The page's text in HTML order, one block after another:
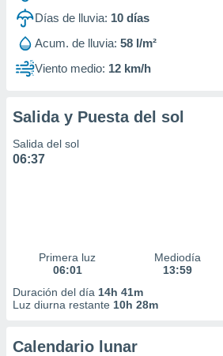
Días de lluvia: 10 días
Acum. de lluvia: 58 l/m²
Viento medio: 12 km/h
Salida y Puesta del sol
Salida del sol
06:37
Primera luz
06:01
Mediodía
13:59
Duración del día 14h 41m
Luz diurna restante 10h 28m
Calendario lunar